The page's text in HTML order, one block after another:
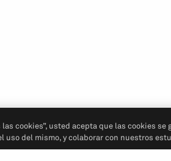
cookies”, usted acepta que las cookies
uso del mismo, y colaborar con nuestros